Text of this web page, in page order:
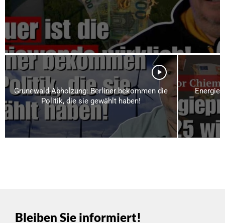
Grunewald-Abholzung: Berliner bekommen die
Politik, die sie gewählt haben!
Bleiben Sie informiert!